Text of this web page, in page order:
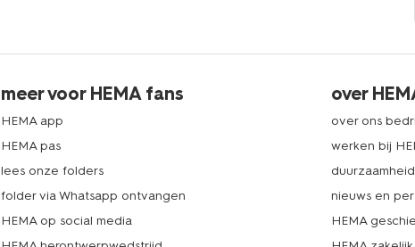
meer voor HEMA fans
HEMA app
HEMA pas
lees onze folders
folder via Whatsapp ontvangen
HEMA op social media
over
over ons
werken bij
duurzaamheid
nieuws en
HEMA